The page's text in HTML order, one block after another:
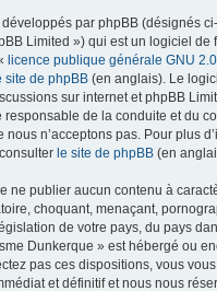
développés par phpBB (désignés
Limited ») qui est un logiciel de
licence publique générale GNU 2.0
site de phpBB (en anglais). Le
sur internet et phpBB
responsable de la conduite et du
nous n’acceptons pas. Pour plus
le site de phpBB (en
ne publier aucun contenu à
choquant, menaçant,
de votre pays, du pays
Dunkerque » est hébergé ou
pas ces dispositions, vous
et définitif et nous nous